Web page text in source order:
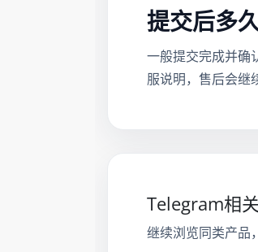
提交后多
一般提交完成并确
服说明，售后会继
Telegram相
继续浏览同类产品